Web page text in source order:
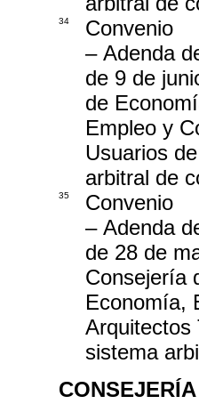
34
Convenio
– Adenda
de 9 de
de
Empleo y
Usuarios
arbitral de
35
Convenio
– Adenda
de 28 de
Consejería
Economía,
Arquitectos
sistema